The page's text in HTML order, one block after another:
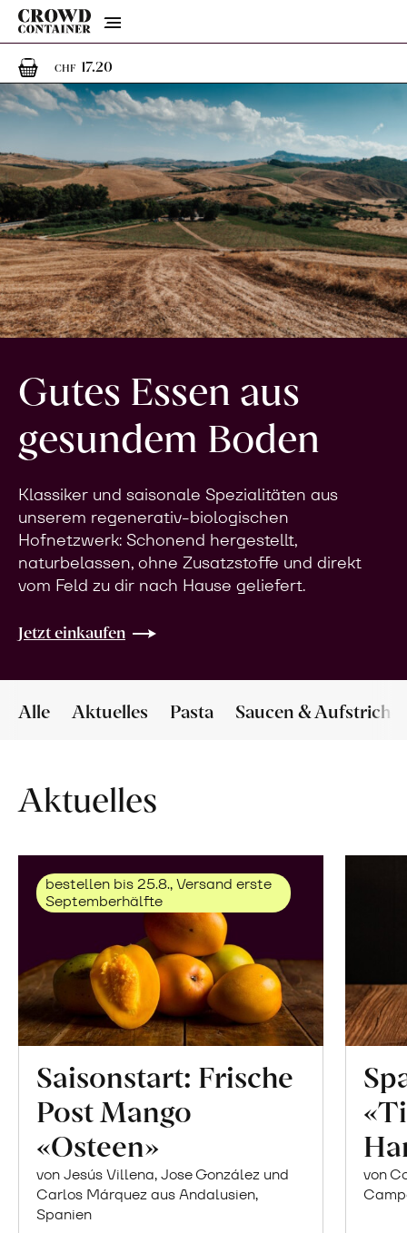
Menu
CHF 17.201 Artikel im Warenkorb
Gutes Essen aus
gesundem Boden
Klassiker und saisonale Spezialitäten aus
unserem regenerativ-biologischen
Hofnetzwerk: Schonend hergestellt,
naturbelassen, ohne Zusatzstoffe und direkt
vom Feld zu dir nach Hause geliefert.
Jetzt einkaufen
Alle Aktuelles Pasta Saucen & Aufstriche
Aktuelles
bestellen bis 25.8., Versand erste
Septemberhälfte
Saisonstart: Frische
Post Mango
«Osteen»
von Jesús Villena, Jose González und
Carlos Márquez aus Andalusien,
Spanien
von